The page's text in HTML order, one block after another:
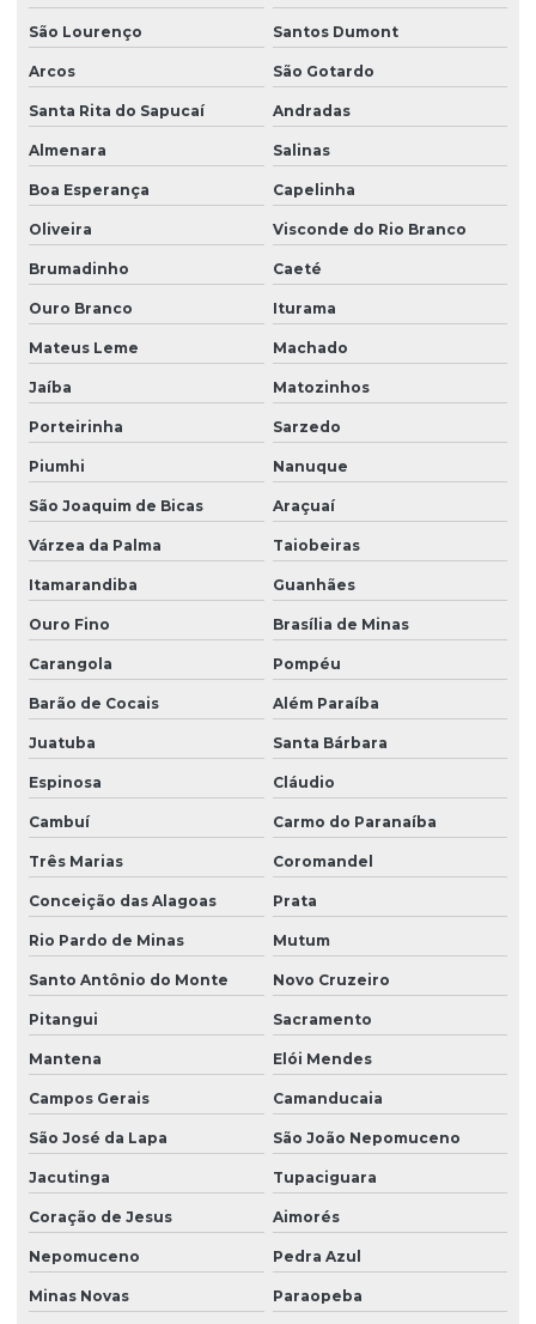
Soluções de interface ihm personalizadas
Soluções de retrofit de automação industrial
Válvulas proporcionais
Válvulas proporcionais em es
São Lourenço Santos Dumont
Arcos São Gotardo
Santa Rita do Sapucaí Andradas
Almenara Salinas
Boa Esperança Capelinha
Oliveira Visconde do Rio Branco
Brumadinho Caeté
Ouro Branco Iturama
Mateus Leme Machado
Jaíba Matozinhos
Porteirinha Sarzedo
Piumhi Nanuque
São Joaquim de Bicas Araçuaí
Várzea da Palma Taiobeiras
Itamarandiba Guanhães
Ouro Fino Brasília de Minas
Carangola Pompéu
Barão de Cocais Além Paraíba
Juatuba Santa Bárbara
Espinosa Cláudio
Cambuí Carmo do Paranaíba
Três Marias Coromandel
Conceição das Alagoas Prata
Rio Pardo de Minas Mutum
Santo Antônio do Monte Novo Cruzeiro
Pitangui Sacramento
Mantena Elói Mendes
Campos Gerais Camanducaia
São José da Lapa São João Nepomuceno
Jacutinga Tupaciguara
Coração de Jesus Aimorés
Nepomuceno Pedra Azul
Minas Novas Paraopeba